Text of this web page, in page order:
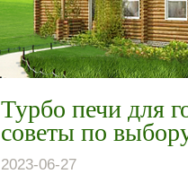
Турбо печи для
советы по
2023-06-27